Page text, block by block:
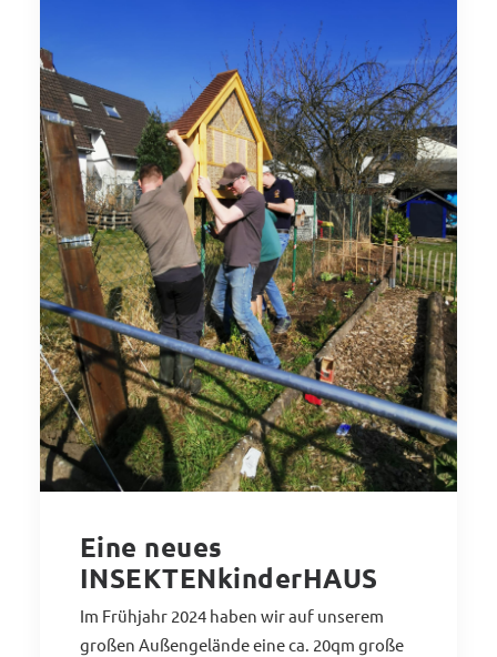
Eine neues
INSEKTENkinderHAUS
Im Frühjahr 2024 haben wir auf unserem
großen Außengelände eine ca. 20qm große